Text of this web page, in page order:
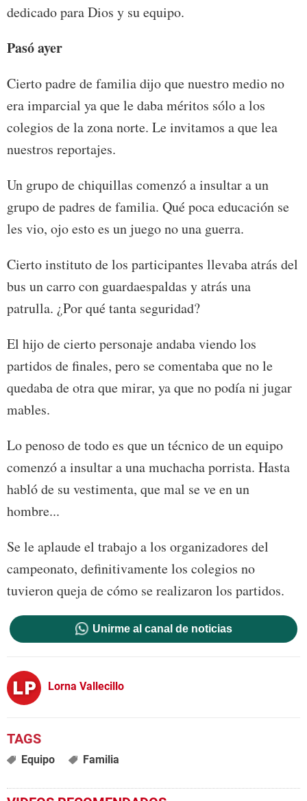
dedicado para Dios y su equipo.
Pasó ayer
Cierto padre de familia dijo que nuestro medio no
era imparcial ya que le daba méritos sólo a los
colegios de la zona norte. Le invitamos a que lea
nuestros reportajes.
Un grupo de chiquillas comenzó a insultar a un
grupo de padres de familia. Qué poca educación se
les vio, ojo esto es un juego no una guerra.
Cierto instituto de los participantes llevaba atrás del
bus un carro con guardaespaldas y atrás una
patrulla. ¿Por qué tanta seguridad?
El hijo de cierto personaje andaba viendo los
partidos de finales, pero se comentaba que no le
quedaba de otra que mirar, ya que no podía ni jugar
mables.
Lo penoso de todo es que un técnico de un equipo
comenzó a insultar a una muchacha porrista. Hasta
habló de su vestimenta, que mal se ve en un
hombre...
Se le aplaude el trabajo a los organizadores del
campeonato, definitivamente los colegios no
tuvieron queja de cómo se realizaron los partidos.
Unirme al canal de noticias
Lorna Vallecillo
Equipo Familia